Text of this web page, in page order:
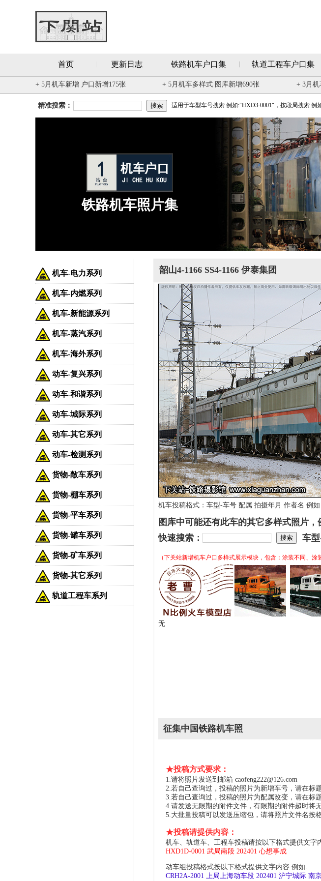
首页 更新日志 铁路机车户口集 轨道工程车户口集
+ 5月机车新增 户口新增175张 + 5月机车多样式 图库新增690张 + 3月机
精准搜索： 适用于车型车号搜索 例如:"HXD3-0001"，按段局搜索 例
铁路机车照片集
机车-电力系列
机车-内燃系列
机车-新能源系列
机车-蒸汽系列
机车-海外系列
动车-复兴系列
动车-和谐系列
动车-城际系列
动车-其它系列
动车-检测系列
货物-敞车系列
货物-棚车系列
货物-平车系列
货物-罐车系列
货物-矿车系列
货物-其它系列
轨道工程车系列
韶山4-1166 SS4-1166 伊泰集团
机车投稿格式：车型-车号 配属 拍摄年月 作者名 例
图库中可能还有此车的其它多样式照片
快速搜索：
车
（下关站新增机车户口多样式展示模块，包含：涂装不同、
无
征集中国铁路机车照
★投稿方式要求：
1.请将照片发送到邮箱 caofeng222@126.com
2.若自己查询过，投稿的照片为新增车号，请在标
3.若自己查询过，投稿的照片为配属改变，请在标
4.请发送无限期的附件文件，有限期的附件超时将
5.大批量投稿可以发送压缩包，请将照片文件名按
★投稿请提供内容：
机车、轨道车、工程车投稿请按以下格式提供文字
HXD1D-0001 武局南段 202401 心想事成
动车组投稿格式按以下格式提供文字内容 例如:
CRH2A-2001 上局上海动车段 202401 沪宁城际 南